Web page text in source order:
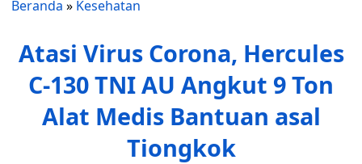
Beranda » Kesehatan
Atasi Virus Corona, Hercules
C-130 TNI AU Angkut 9 Ton
Alat Medis Bantuan asal
Tiongkok